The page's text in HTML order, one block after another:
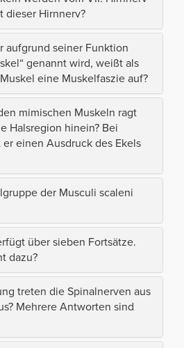
dieser Hirnnerv?
aufgrund seiner Funktion
genannt wird, weißt als
eine Muskelfaszie auf?
mimischen Muskeln ragt
Halsregion hinein? Bei
einen Ausdruck des Ekels
der Musculi scaleni
über sieben Fortsätze.
dazu?
treten die Spinalnerven aus
Mehrere Antworten sind